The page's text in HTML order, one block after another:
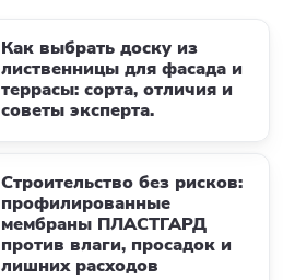
Как выбрать доску из
лиственницы для фасада и
террасы: сорта, отличия и
советы эксперта.
Строительство без рисков:
профилированные
мембраны ПЛАСТГАРД
против влаги, просадок и
лишних расходов